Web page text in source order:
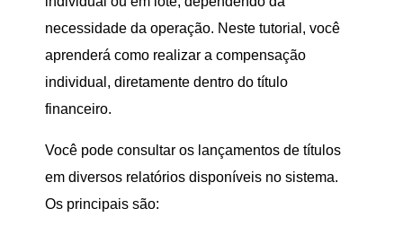
necessidade da operação. Neste tutorial, você
aprenderá como realizar a compensação
individual, diretamente dentro do título
financeiro.
Você pode consultar os lançamentos de títulos
em diversos relatórios disponíveis no sistema.
Os principais são: